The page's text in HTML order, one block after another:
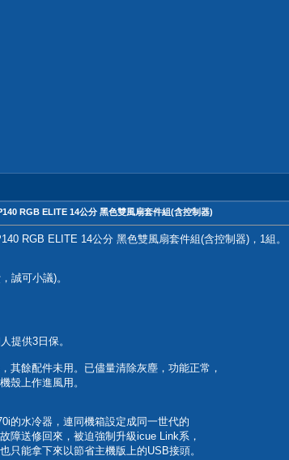
RGB ELITE 14公分 黑色雙風扇套件組(含控制器)
RGB ELITE 14公分 黑色雙風扇套件組(含控制器)，1組。
誠可小議)。
提供3日保。
其餘配件未用。已儘量清除灰塵，功能正常，
殼上作進風用。
的水冷器，連同機箱設定成同一世代的
障送修回來，被迫強制升級icue Link系，
只能拿下來以節省主機版上的USB接頭。